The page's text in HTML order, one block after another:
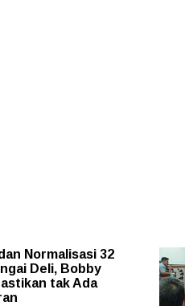
Normalisasi 32
Deli, Bobby
tak Ada